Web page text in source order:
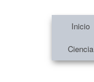
Inicio
Ciencia